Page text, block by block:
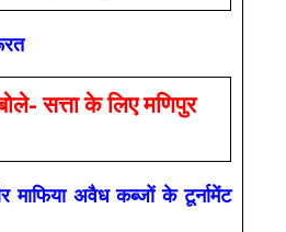
सत्ता के लिए मणिपुर
अवैध कब्जों के टूर्नामेंट